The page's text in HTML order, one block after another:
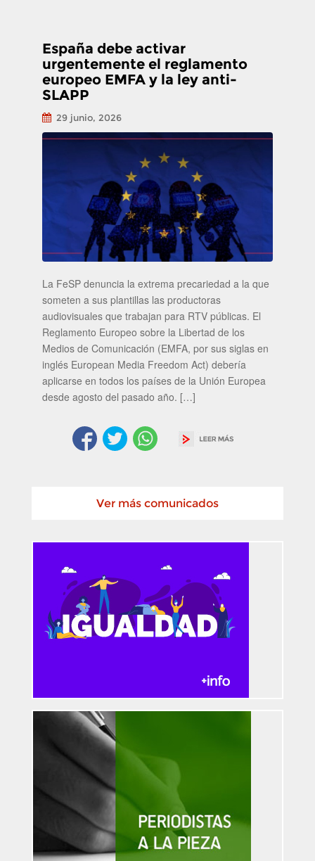
España debe activar
urgentemente el reglamento
europeo EMFA y la ley anti-
SLAPP
29 junio, 2026
La FeSP denuncia la extrema precariedad a la que
someten a sus plantillas las productoras
audiovisuales que trabajan para RTV públicas. El
Reglamento Europeo sobre la Libertad de los
Medios de Comunicación (EMFA, por sus siglas en
inglés European Media Freedom Act) debería
aplicarse en todos los países de la Unión Europea
desde agosto del pasado año. […]
Ver más comunicados